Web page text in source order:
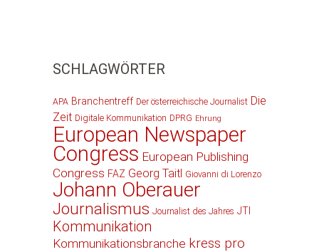
SCHLAGWÖRTER
APA Branchentreff Der österreichische Journalist Die
Zeit Digitale Kommunikation DPRG Ehrung
European Newspaper
Congress European Publishing
Congress FAZ Georg Taitl Giovanni di Lorenzo
Johann Oberauer
Journalismus Journalist des Jahres JTI
Kommunikation
Kommunikationsbranche kress pro